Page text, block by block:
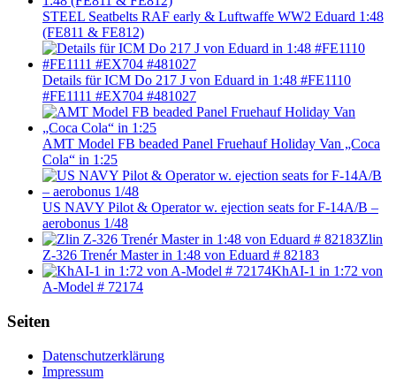
STEEL Seatbelts RAF early & Luftwaffe WW2 Eduard 1:48
(FE811 & FE812)
Details für ICM Do 217 J von Eduard in 1:48 #FE1110
#FE1111 #EX704 #481027
AMT Model FB beaded Panel Fruehauf Holiday Van „Coca
Cola“ in 1:25
US NAVY Pilot & Operator w. ejection seats for F-14A/B –
aerobonus 1/48
Zlin
Z-326 Trenér Master in 1:48 von Eduard # 82183
KhAI-1 in 1:72 von
A-Model # 72174
Seiten
Datenschutzerklärung
Impressum